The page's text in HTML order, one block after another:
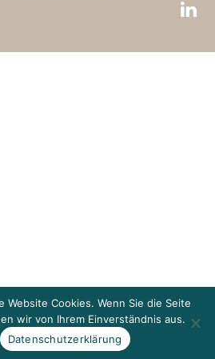
Cookies. Wenn Sie die Seite
wir von Ihrem Einverständnis aus.
Datenschutzerklärung